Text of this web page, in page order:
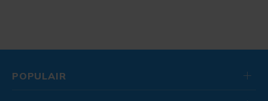
POPULAIR